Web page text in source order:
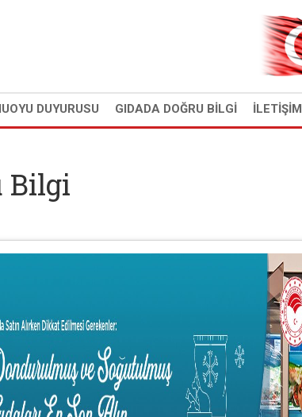
DUYURUSU GIDADA DOĞRU BİLGİ İLETİŞİM
Bilgi